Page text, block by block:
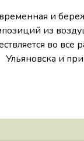
и
из
во все
Ульяновска и